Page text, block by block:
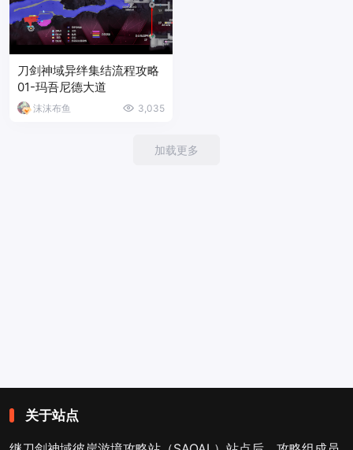
刀剑神域异绊集结流程攻略
01-玛吾尼德大道
沫沫布鱼 3,035
加载更多
关于站点